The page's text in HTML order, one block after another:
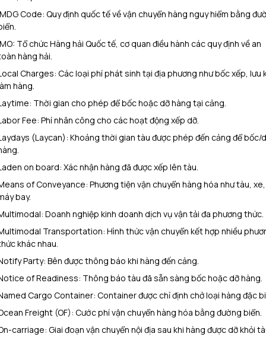
Code: Quy định quốc tế về vận chuyển hàng nguy hiểm bằng
Tổ chức Hàng hải Quốc tế, cơ quan điều hành các quy định về an
hàng hải.
Charges: Các loại phí phát sinh tại địa phương như bốc xếp, lưu
hàng.
Thời gian cho phép để bốc hoặc dỡ hàng tại cảng.
Fee: Phí nhân công cho các hoạt động xếp dỡ.
(Laycan): Khoảng thời gian tàu được phép đến cảng để bốc/
on board: Xác nhận hàng đã được xếp lên tàu.
of Conveyance: Phương tiện vận chuyển hàng hóa như tàu, xe,
bay.
Doanh nghiệp kinh doanh dịch vụ vận tải đa phương thức.
Transportation: Hình thức vận chuyển kết hợp nhiều
khác nhau.
Party: Bên được thông báo khi hàng đến cảng.
of Readiness: Thông báo tàu đã sẵn sàng bốc hoặc dỡ hàng.
Cargo Container: Container được chỉ định chở loại hàng đặc
Freight (OF): Cước phí vận chuyển hàng hóa bằng đường biển.
carriage: Giai đoạn vận chuyển nội địa sau khi hàng được dỡ khỏi